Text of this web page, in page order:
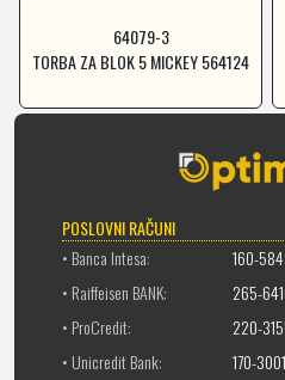
64079-3
TORBA ZA BLOK 5 MICKEY 564124
POSLOVNI RAČUNI
• Banca Intesa:
160-
• Raiffeisen BANK:
265-
• ProCredit:
220-
• Unicredit Bank:
170-